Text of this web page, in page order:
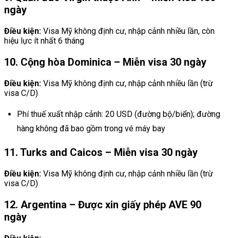
ngày
Điều kiện: Visa Mỹ không định cư, nhập cảnh nhiều lần, còn
hiệu lực ít nhất 6 tháng
10. Cộng hòa Dominica – Miễn visa 30 ngày
Điều kiện: Visa Mỹ không định cư, nhập cảnh nhiều lần (trừ
visa C/D)
Phí thuế xuất nhập cảnh: 20 USD (đường bộ/biển); đường
hàng không đã bao gồm trong vé máy bay
11. Turks and Caicos – Miễn visa 30 ngày
Điều kiện: Visa Mỹ không định cư, nhập cảnh nhiều lần (trừ
visa C/D)
12. Argentina – Được xin giấy phép AVE 90
ngày